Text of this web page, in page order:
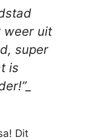
weer uit
super
is
Dit